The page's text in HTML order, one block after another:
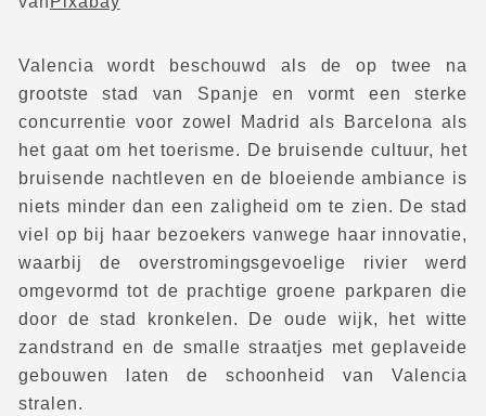
Valencia wordt beschouwd als de op twee na
grootste stad van Spanje en vormt een sterke
concurrentie voor zowel Madrid als Barcelona als
het gaat om het toerisme. De bruisende cultuur, het
bruisende nachtleven en de bloeiende ambiance is
niets minder dan een zaligheid om te zien. De stad
viel op bij haar bezoekers vanwege haar innovatie,
waarbij de overstromingsgevoelige rivier werd
omgevormd tot de prachtige groene parkparen die
door de stad kronkelen. De oude wijk, het witte
zandstrand en de smalle straatjes met geplaveide
gebouwen laten de schoonheid van Valencia
stralen.